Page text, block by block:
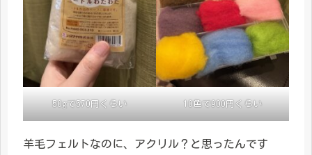
50gで570円くらい 10色で900円くらい
羊毛フェルトなのに、アクリル？と思ったんです